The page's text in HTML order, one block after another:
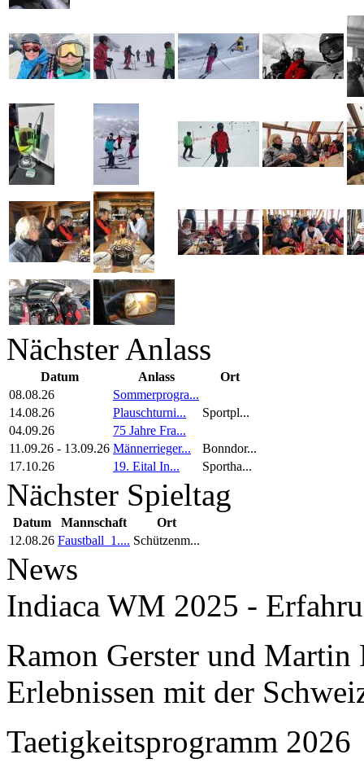
Nächster Anlass
Datum Anlass
Ort
08.08.26
Sommerprogra...
14.08.26
Plauschturni...
Sportpl...
04.09.26
75 Jahre Fra...
11.09.26 - 13.09.26 Männerrieger...
Bonndor...
17.10.26
19. Eital In... Sportha...
Nächster Spieltag
Datum Mannschaft
Ort
12.08.26 Faustball_1.... Schützenm...
News
Indiaca WM 2025 -
Ramon Gerster und
Erlebnissen mit der
Taetigkeitsprogramm 2026